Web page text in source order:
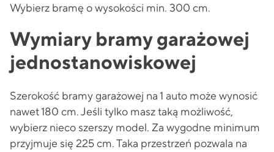
Wybierz bramę o wysokości min. 300 cm.
Wymiary bramy garażowej
jednostanowiskowej
Szerokość bramy garażowej na 1 auto może wynosić
nawet 180 cm. Jeśli tylko masz taką możliwość,
wybierz nieco szerszy model. Za wygodne minimum
przyjmuje się 225 cm. Taka przestrzeń pozwala na